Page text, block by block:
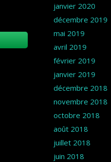
janvier 2020
décembre 2019
mai 2019
avril 2019
février 2019
janvier 2019
décembre 2018
novembre 2018
octobre 2018
août 2018
juillet 2018
juin 2018